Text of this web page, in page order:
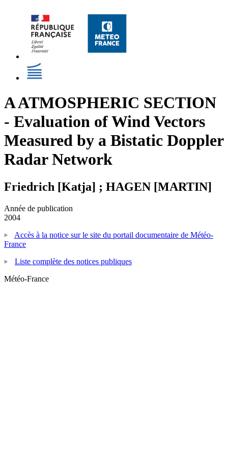
A ATMOSPHERIC SECTION
- Evaluation of Wind Vectors
Measured by a Bistatic Doppler
Radar Network
Friedrich [Katja] ; HAGEN [MARTIN]
Année de publication
2004
Accès à la notice sur le site du portail documentaire de Météo-
France
Liste complète des notices publiques
Météo-France